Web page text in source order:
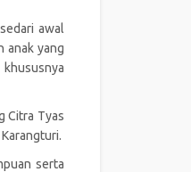
awal
anak yang
Citra Tyas
serta